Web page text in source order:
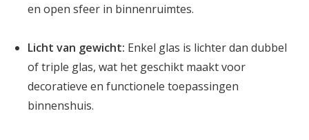
en open sfeer in binnenruimtes.
Licht van gewicht: Enkel glas is lichter dan dubbel
of triple glas, wat het geschikt maakt voor
decoratieve en functionele toepassingen
binnenshuis.